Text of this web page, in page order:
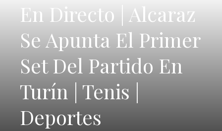
En Directo | Alcaraz
Se Apunta El Primer
Set Del Partido En
Turín | Tenis |
Deportes